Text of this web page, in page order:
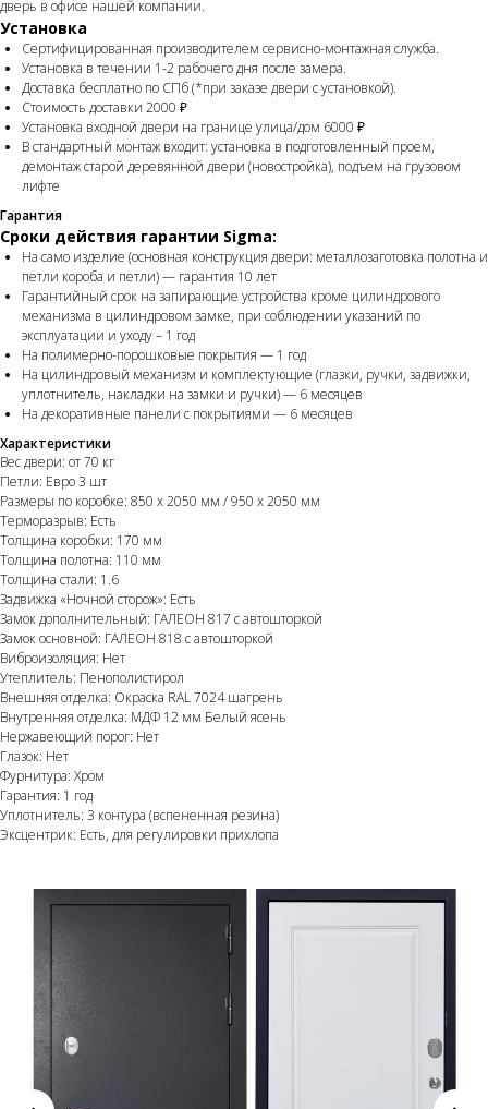
дверь в офисе нашей компании.
Установка
Сертифицированная производителем сервисно-монтажная служба.
Установка в течении 1-2 рабочего дня после замера.
Доставка бесплатно по СПб (*при заказе двери с установкой).
Стоимость доставки 2000 ₽
Установка входной двери на границе улица/дом 6000 ₽
В стандартный монтаж входит: установка в подготовленный проем,
демонтаж старой деревянной двери (новостройка), подъем на грузовом
лифте
Гарантия
Сроки действия гарантии Sigma:
На само изделие (основная конструкция двери: металлозаготовка полотна и
петли короба и петли) — гарантия 10 лет
Гарантийный срок на запирающие устройства кроме цилиндрового
механизма в цилиндровом замке, при соблюдении указаний по
эксплуатации и уходу – 1 год
На полимерно-порошковые покрытия — 1 год
На цилиндровый механизм и комплектующие (глазки, ручки, задвижки,
уплотнитель, накладки на замки и ручки) — 6 месяцев
На декоративные панели с покрытиями — 6 месяцев
Характеристики
Вес двери: от 70 кг
Петли: Евро 3 шт
Размеры по коробке: 850 х 2050 мм / 950 х 2050 мм
Терморазрыв: Есть
Толщина коробки: 170 мм
Толщина полотна: 110 мм
Толщина стали: 1.6
Задвижка «Ночной сторож»: Есть
Замок дополнительный: ГАЛЕОН 817 с автошторкой
Замок основной: ГАЛЕОН 818 с автошторкой
Виброизоляция: Нет
Утеплитель: Пенополистирол
Внешняя отделка: Окраска RAL 7024 шагрень
Внутренняя отделка: МДФ 12 мм Белый ясень
Нержавеющий порог: Нет
Глазок: Нет
Фурнитура: Хром
Гарантия: 1 год
Уплотнитель: 3 контура (вспененная резина)
Эксцентрик: Есть, для регулировки прихлопа